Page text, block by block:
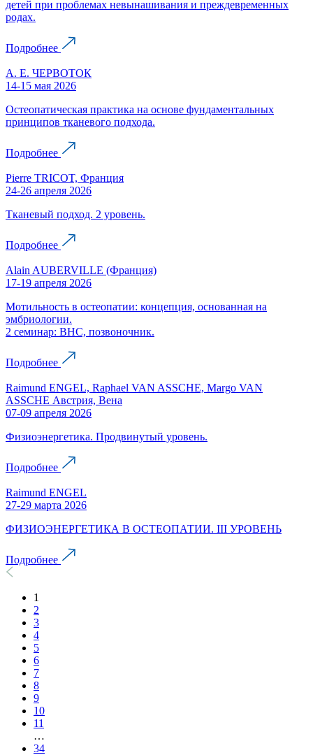
детей при проблемах невынашивания и преждевременных
родах.
Подробнее
А. Е. ЧЕРВОТОК
14-15 мая 2026
Остеопатическая практика на основе фундаментальных
принципов тканевого подхода.
Подробнее
Pierre TRICOT, Франция
24-26 апреля 2026
Тканевый подход. 2 уровень.
Подробнее
Alain AUBERVILLE (Франция)
17-19 апреля 2026
Мотильность в остеопатии: концепция, основанная на
эмбриологии.
2 семинар: ВНС, позвоночник.
Подробнее
Raimund ENGEL, Raphael VAN ASSCHE, Margo VAN
ASSCHE Австрия, Вена
07-09 апреля 2026
Физиоэнергетика. Продвинутый уровень.
Подробнее
Raimund ENGEL
27-29 марта 2026
ФИЗИОЭНЕРГЕТИКА В ОСТЕОПАТИИ. III УРОВЕНЬ
Подробнее
1
2
3
4
5
6
7
8
9
10
11
…
34